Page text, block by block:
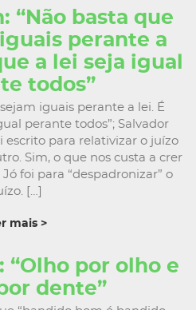
“Não basta que
perante a
a lei seja igual
todos”
iguais perante a lei. É
perante todos”; Salvador
para relativizar o juízo
Sim, o que nos custa a crer
foi para “despadronizar” o
[…]
mais >
“Olho por olho e
dente”